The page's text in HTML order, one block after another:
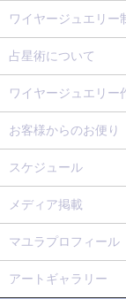
ワイヤージュエリー
占星術について
ワイヤージュエリー
お客様からのお便り
スケジュール
メディア掲載
マユラプロフィール
アートギャラリー